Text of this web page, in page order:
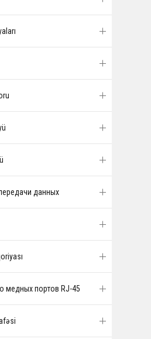
данных
медных портов RJ-45